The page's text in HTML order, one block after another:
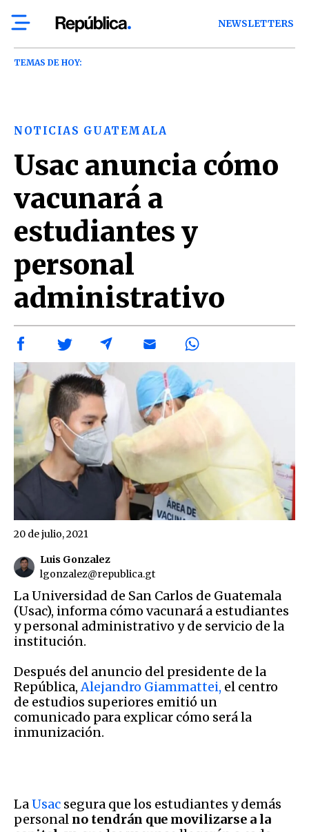
NEWSLETTERS
TEMAS DE HOY:
NOTICIAS GUATEMALA
Usac anuncia cómo
vacunará a
estudiantes y
personal
administrativo
Luis Gonzalez
lgonzalez@republica.gt
20 de julio, 2021
La Universidad de San Carlos de Guatemala
(Usac), informa cómo vacunará a estudiantes
y personal administrativo y de servicio de la
institución.
Después del anuncio del presidente de la
República,Alejandro Giammattei, el centro
de estudios superiores emitió un
comunicado para explicar cómo será la
inmunización.
LaUsac segura que los estudiantes y demás
personal no tendrán que movilizarse a la